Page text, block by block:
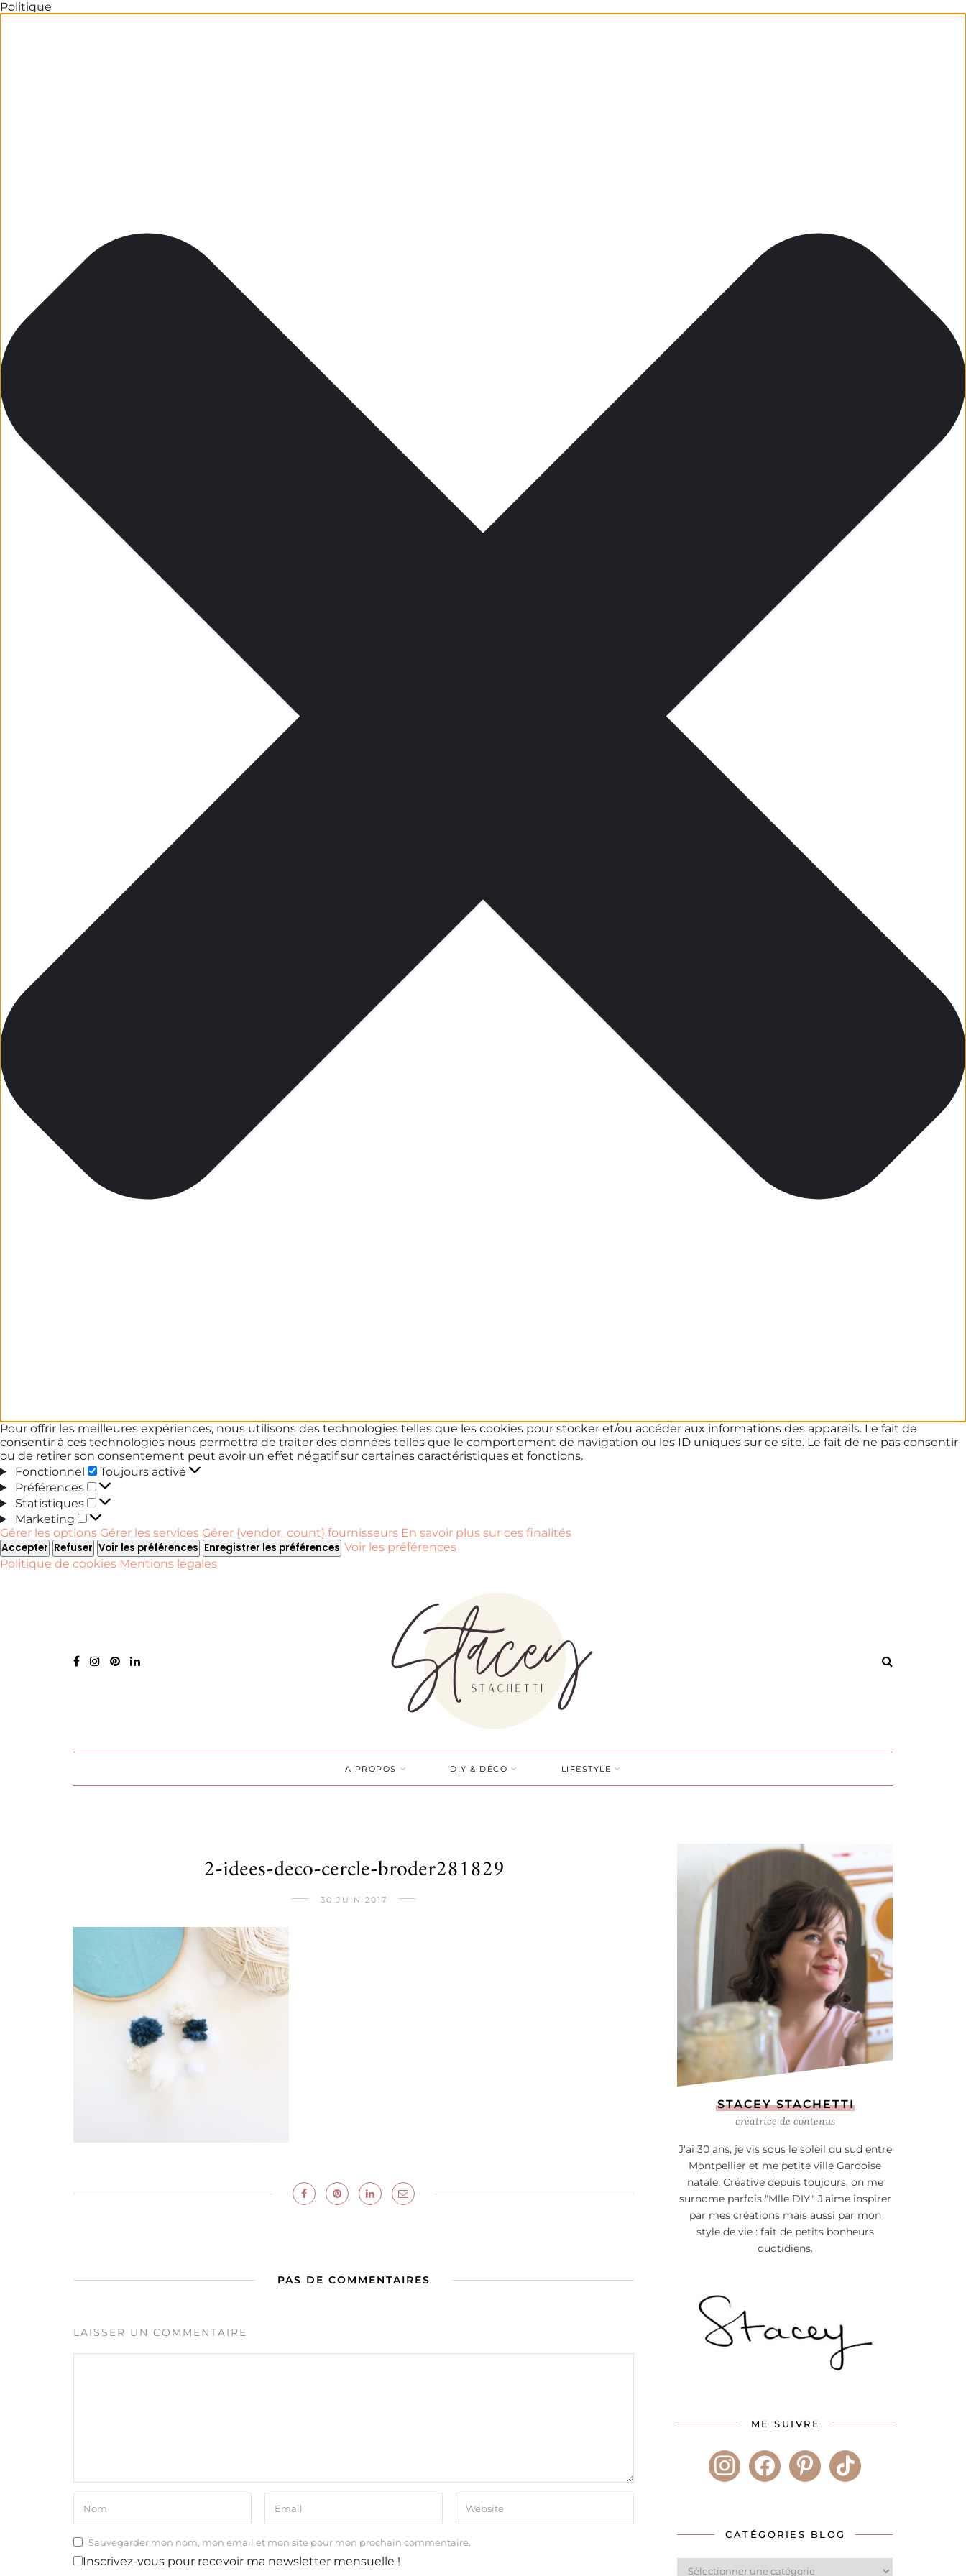
Politique
Pour offrir les meilleures expériences, nous utilisons des technologies telles que les cookies pour stocker et/ou accéder aux informations des appareils. Le fait de
consentir à ces technologies nous permettra de traiter des données telles que le comportement de navigation ou les ID uniques sur ce site. Le fait de ne pas consentir
ou de retirer son consentement peut avoir un effet négatif sur certaines caractéristiques et fonctions.
Fonctionnel
Fonctionnel
Toujours activé
Préférences
Préférences
Statistiques
Statistiques
Marketing
Marketing
Gérer les options Gérer les services Gérer {vendor_count} fournisseurs En savoir plus sur ces finalités
Accepter Refuser Voir les préférences Enregistrer les préférences Voir les préférences
Politique de cookies Mentions légales
A PROPOS DIY & DÉCO LIFESTYLE
2-idees-deco-cercle-broder281829
30 JUIN 2017
PAS DE COMMENTAIRES
LAISSER UN COMMENTAIRE
Sauvegarder mon nom, mon email et mon site pour mon prochain commentaire.
Inscrivez-vous pour recevoir ma newsletter mensuelle !
STACEY STACHETTI
créatrice de contenus
J'ai 30 ans, je vis sous le soleil du sud entre
Montpellier et me petite ville Gardoise
natale. Créative depuis toujours, on me
surnome parfois "Mlle DIY". J'aime inspirer
par mes créations mais aussi par mon
style de vie : fait de petits bonheurs
quotidiens.
ME SUIVRE
instagramfacebookpinteresttiktok
CATÉGORIES BLOG
Catégories